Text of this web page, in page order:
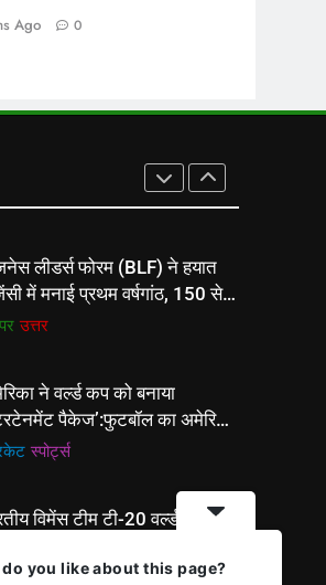
Ago 0
4 साल बाद इंग्लैंड की कप्तानी
अकाउंटेंट्स के बीच रोमांचक
लीडर्स फोरम (BLF) ने हयात
में मनाई प्रथम वर्षगांठ, 150 से
उद्योगपति एवं पेशेवर हुए शामिल
उत्तर
ने वर्ल्ड कप को बनाया
पैकेज’:फुटबॉल का अमेरिकी
कई मेगा कॉन्सर्ट; मशहूर
‎स्पोर्ट्स
विमेंस टीम टी-20 वर्ल्ड कप का
ऋचा घोष की फिफ्टी बेकार
‎स्पोर्ट्स
you like about this page?